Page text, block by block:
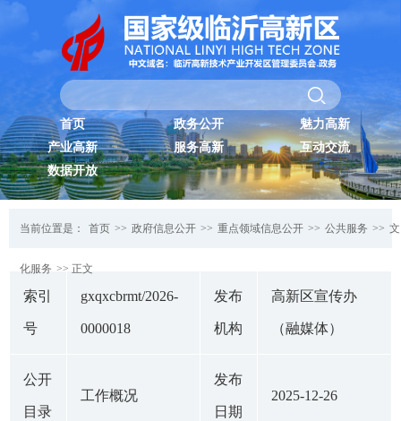
首页 政务公开
魅力高新
产业高新
服务高新
互动交流
数据开放
当前位置是： 首页 >> 政府信息公开 >> 重点领域信息公开 >> 公共服务 >> 文
化服务 >> 正文
索引
号
gxqxcbrmt/2026-
0000018
发布
机构
高新区宣传办
（融媒体）
公开
目录
工作概况
发布
日期
2025-12-26